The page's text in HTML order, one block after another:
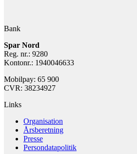
Bank
Spar Nord
Reg. nr.: 9280
Kontonr.: 1940046633
Mobilpay: 65 900
CVR: 38234927
Links
Organisation
Årsberetning
Presse
Persondatapolitik